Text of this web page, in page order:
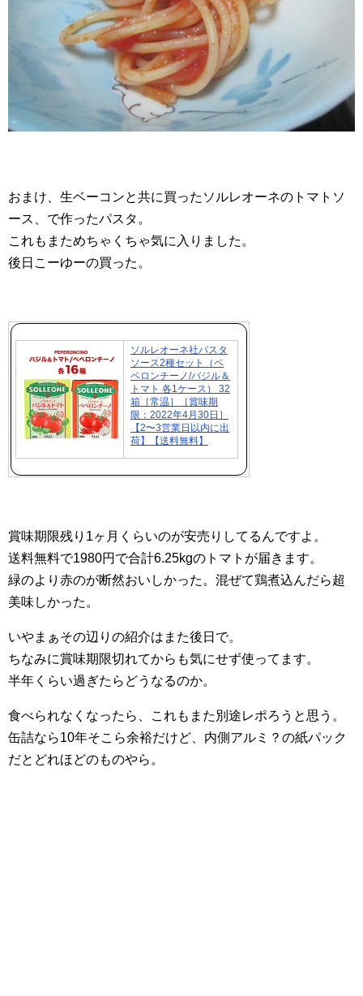
おまけ、生ベーコンと共に買ったソルレオーネのトマトソ
ース、で作ったパスタ。
これもまためちゃくちゃ気に入りました。
後日こーゆーの買った。
ソルレオーネ社パスタ
ソース2種セット（ペ
ペロンチーノ/バジル＆
トマト 各1ケース） 32
箱［常温］［賞味期
限：2022年4月30日］
【2〜3営業日以内に出
荷】【送料無料】
賞味期限残り1ヶ月くらいのが安売りしてるんですよ。
送料無料で1980円で合計6.25kgのトマトが届きます。
緑のより赤のが断然おいしかった。混ぜて鶏煮込んだら超
美味しかった。
いやまぁその辺りの紹介はまた後日で。
ちなみに賞味期限切れてからも気にせず使ってます。
半年くらい過ぎたらどうなるのか。
食べられなくなったら、これもまた別途レポろうと思う。
缶詰なら10年そこら余裕だけど、内側アルミ？の紙パック
だとどれほどのものやら。